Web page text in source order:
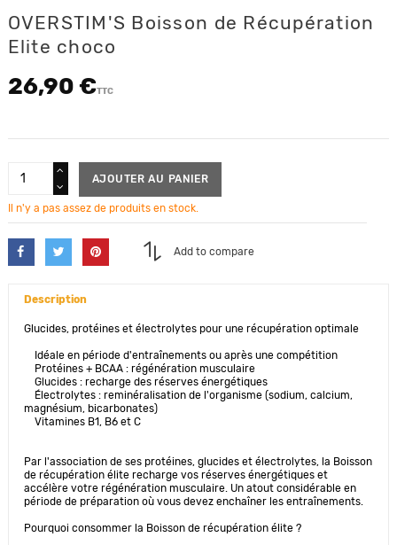
OVERSTIM'S Boisson de Récupération
Elite choco
26,90 €TTC
AJOUTER AU PANIER
Il n'y a pas assez de produits en stock.
Add to compare
Description
Glucides, protéines et électrolytes pour une récupération optimale
Idéale en période d'entraînements ou après une compétition
Protéines + BCAA : régénération musculaire
Glucides : recharge des réserves énergétiques
Électrolytes : reminéralisation de l'organisme (sodium, calcium,
magnésium, bicarbonates)
Vitamines B1, B6 et C
Par l'association de ses protéines, glucides et électrolytes, la Boisson
de récupération élite recharge vos réserves énergétiques et
accélère votre régénération musculaire. Un atout considérable en
période de préparation où vous devez enchaîner les entraînements.
Pourquoi consommer la Boisson de récupération élite ?